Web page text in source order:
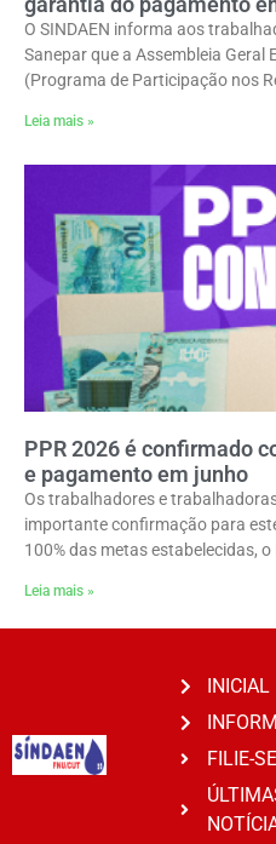
O SINDAEN informa aos
Sanepar que a Assembleia Geral
(Programa de Participação nos
Leia mais »
PPR 2026 é confirmado
e pagamento em junho
Os trabalhadores e
importante confirmação para
100% das metas estabelecidas,
Leia mais »
INICIAL
FILIE-SE